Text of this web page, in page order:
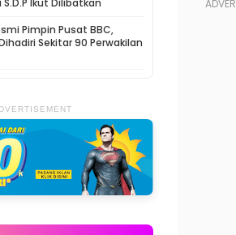
S.D.P Ikut Dilibatkan
Pimpin Pusat BBC,
Sekitar 90 Perwakilan